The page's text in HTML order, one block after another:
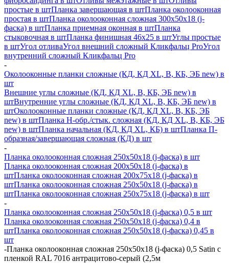
простые в штПланка завершающая в штПланка околооконная
простая в штПланка околооконная сложная 300х50х18 (j-
фаска) в штПланка приемная оконная в штПланка
стыковочная в штПланка финишная 46х25 в штУглы простые
в штУгол отливаУгол внешний сложный Кликфальц ProУгол
внутренний сложный Кликфальц Pro
-
Околооконные планки сложные (КД, КД XL, В, КБ, ЭБ new) в
шт
Внешние углы сложные (КД, КД XL, В, КБ, ЭБ new) в
штВнутренние углы сложные (КД, КД XL, В, КБ, ЭБ new) в
штОколооконные планки сложные (КД, КД XL, В, КБ, ЭБ
new) в штПланка H-обр./стык. сложная (КД, КД XL, В, КБ, ЭБ
new) в штПланка начальная (КД, КД XL, КБ) в штПланка П-
образная/завершающая сложная (КД) в шт
-
Планка околооконная сложная 250х50х18 (j-фаска) в шт
Планка околооконная сложная 200х50х18 (j-фаска) в
штПланка околооконная сложная 200х75х18 (j-фаска) в
штПланка околооконная сложная 250х50х18 (j-фаска) в
штПланка околооконная сложная 250х75х18 (j-фаска) в шт
-
Планка околооконная сложная 250х50х18 (j-фаска) 0,5 в шт
Планка околооконная сложная 250х50х18 (j-фаска) 0,4 в
штПланка околооконная сложная 250х50х18 (j-фаска) 0,45 в
шт
-Планка околооконная сложная 250х50х18 (j-фаска) 0,5 Satin с
пленкой RAL 7016 антрацитово-серый (2,5м